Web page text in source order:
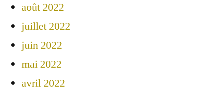
août 2022
juillet 2022
juin 2022
mai 2022
avril 2022